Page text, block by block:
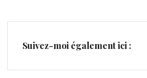
Suivez-moi également ici :